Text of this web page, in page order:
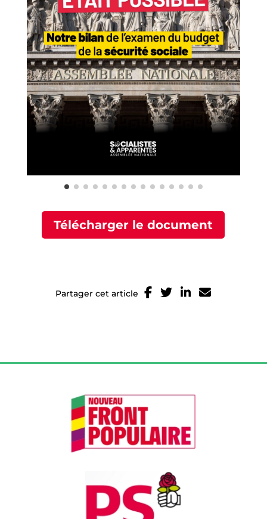
Télécharger le document
Partager cet article